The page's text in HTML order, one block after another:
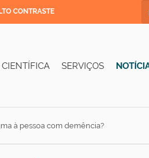
CONTRASTE
SERVIÇOS
à pessoa com demência?